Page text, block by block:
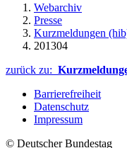
Webarchiv
Presse
Kurzmeldungen
201304
zurück zu:
Barrierefreiheit
Datenschutz
Impressum
© Deutscher Bundestag